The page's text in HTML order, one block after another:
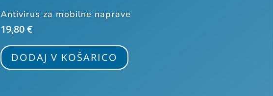
Antivirus za mobilne naprave
19,80€
DODAJ V KOŠARICO